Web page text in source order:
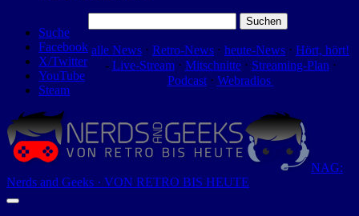
Suche
Facebook
X/Twitter
YouTube
Steam
nach:
alle News ⋅ Retro-News ⋅ heute-News ⋅ Hört, hört!
- Live-Stream⋅ Mitschnitte⋅ Streaming-Plan ⋅
Podcast⋅ Webradios
NAG:
Nerds and Geeks · VON RETRO BIS HEUTE